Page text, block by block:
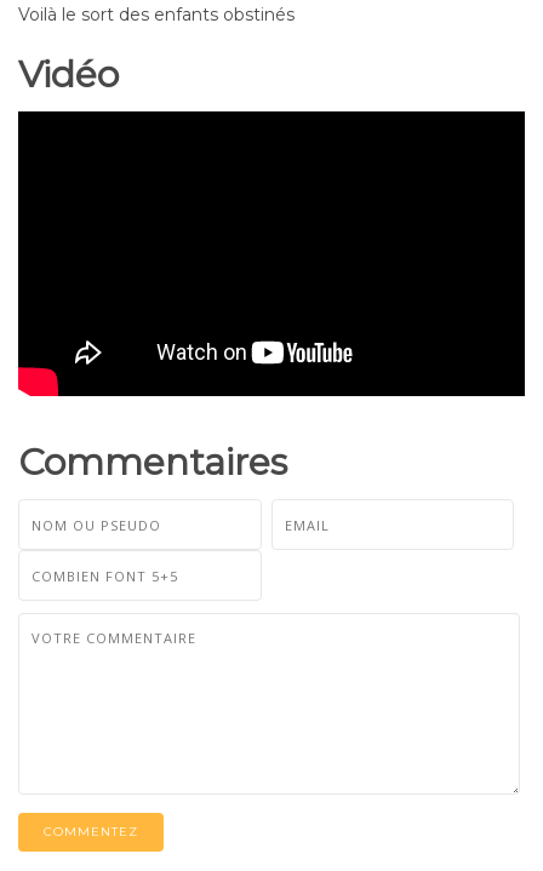
Voilà le sort des enfants obstinés
Vidéo
Commentaires
COMMENTEZ